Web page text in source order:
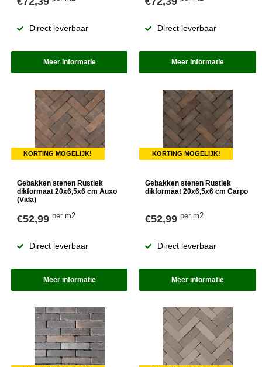
Direct leverbaar
Meer informatie
Direct leverbaar
Meer informatie
KORTING MOGELIJK!
Gebakken stenen Rustiek
dikformaat 20x6,5x6 cm Auxo
(Vida)
€52,99 per m2
Direct leverbaar
Meer informatie
KORTING MOGELIJK!
Gebakken stenen Rustiek
dikformaat 20x6,5x6 cm Carpo
€52,99per m2
Direct leverbaar
Meer informatie